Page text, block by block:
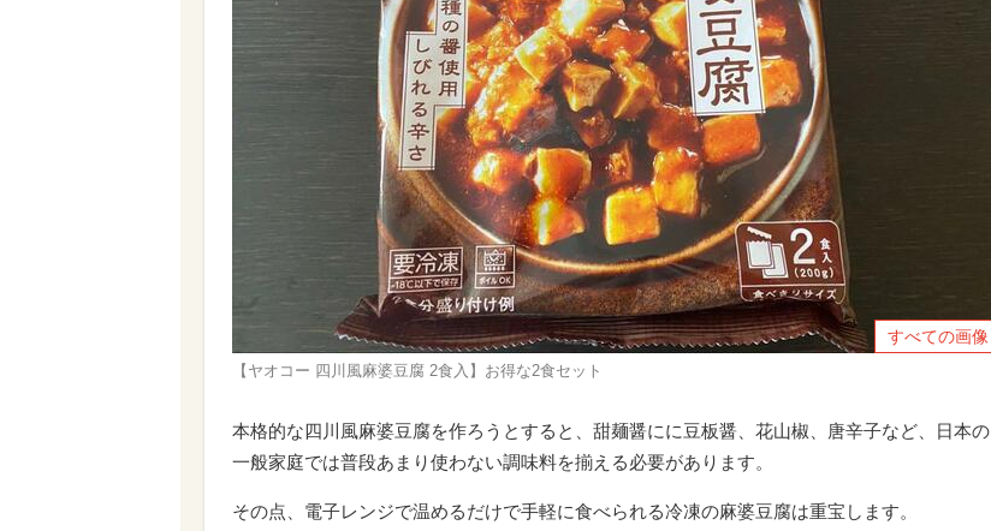
すべての画像
【ヤオコー 四川風麻婆豆腐 2食入】お得な2食セット
本格的な四川風麻婆豆腐を作ろうとすると、甜麺醤にに豆板醤、花山椒、唐辛子など、日本の
一般家庭では普段あまり使わない調味料を揃える必要があります。
その点、電子レンジで温めるだけで手軽に食べられる冷凍の麻婆豆腐は重宝します。